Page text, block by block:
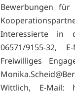
Bewerbungen
Interessierte in
06571/9155-32,
Freiwilliges
Wittlich, E-Mail: